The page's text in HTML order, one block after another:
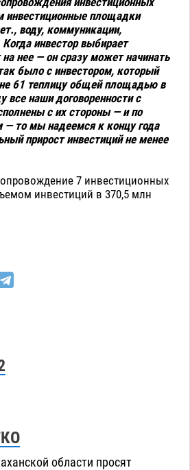
инвестиционные площадки
воду, коммуникации,
инвестор выбирает
нее — он сразу может начинать
было с инвестором, который
61 теплицу общей площадью в
все наши договоренности с
с их стороны — и по
— то мы надеемся к концу года
прирост инвестиций не менее
7 инвестиционных
инвестиций в 370,5 млн
области просят